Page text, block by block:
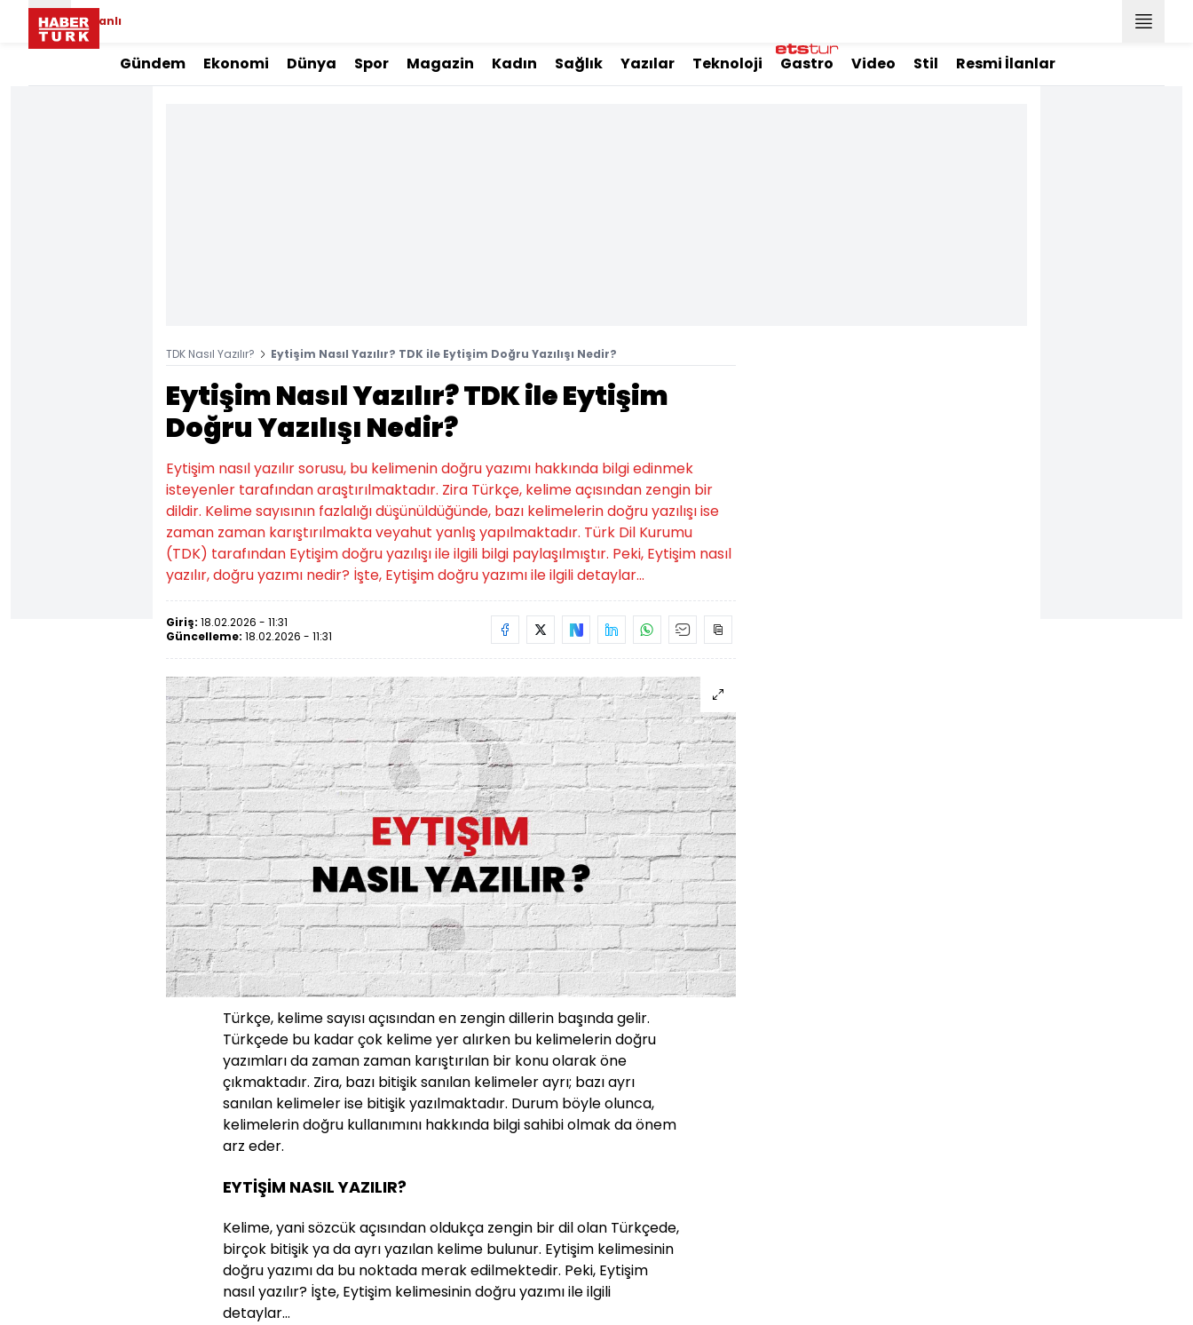
Canlı
Gündem Ekonomi Dünya Spor Magazin Kadın Sağlık Yazılar Teknoloji Gastro Video Stil Resmi İlanlar
TDK Nasıl Yazılır? Eytişim Nasıl Yazılır? TDK ile Eytişim Doğru Yazılışı Nedir?
Eytişim Nasıl Yazılır? TDK ile Eytişim
Doğru Yazılışı Nedir?
Eytişim nasıl yazılır sorusu, bu kelimenin doğru yazımı hakkında bilgi edinmek
isteyenler tarafından araştırılmaktadır. Zira Türkçe, kelime açısından zengin bir
dildir. Kelime sayısının fazlalığı düşünüldüğünde, bazı kelimelerin doğru yazılışı ise
zaman zaman karıştırılmakta veyahut yanlış yapılmaktadır. Türk Dil Kurumu
(TDK) tarafından Eytişim doğru yazılışı ile ilgili bilgi paylaşılmıştır. Peki, Eytişim nasıl
yazılır, doğru yazımı nedir? İşte, Eytişim doğru yazımı ile ilgili detaylar...
Giriş: 18.02.2026 - 11:31
Güncelleme: 18.02.2026 - 11:31
Türkçe, kelime sayısı açısından en zengin dillerin başında gelir.
Türkçede bu kadar çok kelime yer alırken bu kelimelerin doğru
yazımları da zaman zaman karıştırılan bir konu olarak öne
çıkmaktadır. Zira, bazı bitişik sanılan kelimeler ayrı; bazı ayrı
sanılan kelimeler ise bitişik yazılmaktadır. Durum böyle olunca,
kelimelerin doğru kullanımını hakkında bilgi sahibi olmak da önem
arz eder.
EYTİŞİM NASIL YAZILIR?
Kelime, yani sözcük açısından oldukça zengin bir dil olan Türkçede,
birçok bitişik ya da ayrı yazılan kelime bulunur. Eytişim kelimesinin
doğru yazımı da bu noktada merak edilmektedir. Peki, Eytişim
nasıl yazılır? İşte, Eytişim kelimesinin doğru yazımı ile ilgili
detaylar…